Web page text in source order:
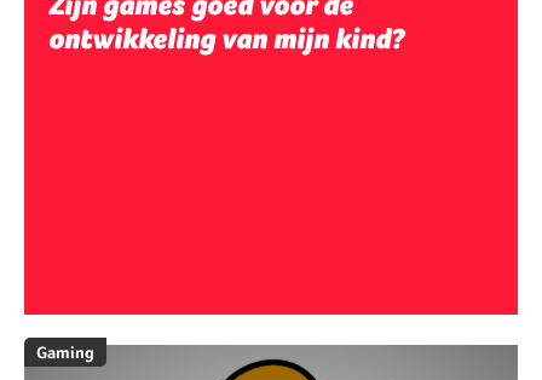
ontwikkeling van mijn kind?
Gaming